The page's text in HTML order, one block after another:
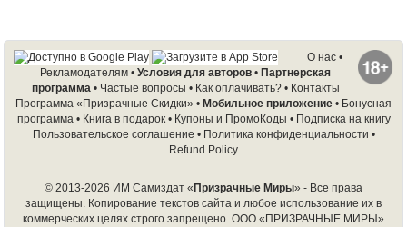
О нас•
Рекламодателям • Условия для авторов • Партнерская
программа• Частые вопросы • Как оплачивать?• Контакты
Программа «Призрачные Скидки» • Мобильное приложение • Бонусная
программа• Книга в подарок• Купоны и ПромоКоды • Подписка на книгу
Пользовательское соглашение • Политика конфиденциальности •
Refund Policy
© 2013-2026 ИМ Самиздат « Призрачные Миры» - Все права
защищены. Копирование текстов сайта и любое использование их в
коммерческих целях строго запрещено. ООО «ПРИЗРАЧНЫЕ МИРЫ»